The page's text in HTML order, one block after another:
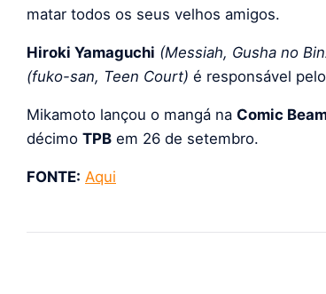
matar todos os seus velhos amigos.
Hiroki Yamaguchi (Messiah, Gusha no
(fuko-san, Teen Court) é responsável
Mikamoto lançou o mangá na Comic
décimo TPB em 26 de setembro.
FONTE: Aqui